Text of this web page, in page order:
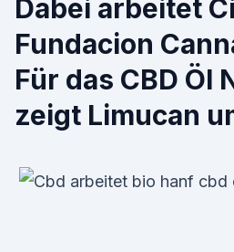
Dabei arbeitet
Fundacion
Für das CBD Öl
zeigt Limucan